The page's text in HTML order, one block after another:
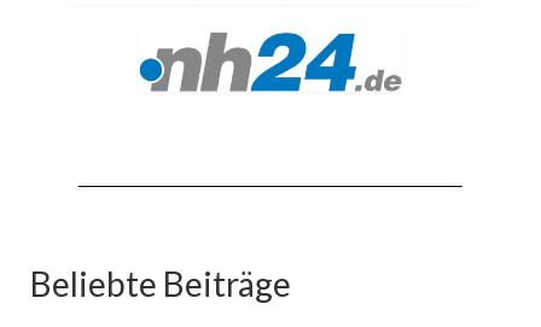
Jahresrückblick 2024
Tag der offenen Tür 2015
Tag der offenen Tür 2022
Beliebte Beiträge